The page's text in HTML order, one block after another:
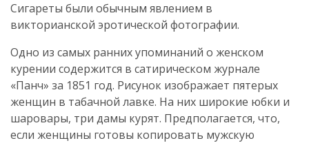
Сигареты были обычным явлением в
викторианской эротической фотографии.
Одно из самых ранних упоминаний о женском
курении содержится в сатирическом журнале
«Панч» за 1851 год. Рисунок изображает пятерых
женщин в табачной лавке. На них широкие юбки и
шаровары, три дамы курят. Предполагается, что,
если женщины готовы копировать мужскую